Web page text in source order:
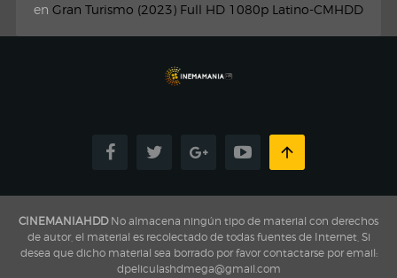
en Gran Turismo (2023) Full HD 1080p Latino-CMHDD
CINEMANIAHDDNo almacena ningún tipo de material con derechos
de autor, el material es recolectado de todas fuentes de Internet, Si
desea que dicho material sea borrado por favor contactarse por email:
dpeliculashdmega@gmail.com